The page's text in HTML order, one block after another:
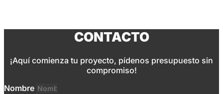
CONTACTO
¡Aquí comienza tu proyecto, pídenos presupuesto sin
compromiso!
Nombre